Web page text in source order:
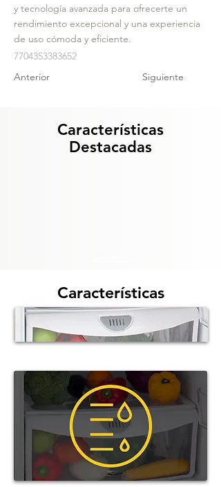
y tecnología avanzada para ofrecerte un
rendimiento excepcional y una experiencia
de uso cómoda y eficiente.
7704353383652
Anterior
Siguiente
Características
Destacadas
Características